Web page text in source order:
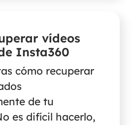
vídeos
Insta360
cómo recuperar
de tu
es difícil hacerlo,